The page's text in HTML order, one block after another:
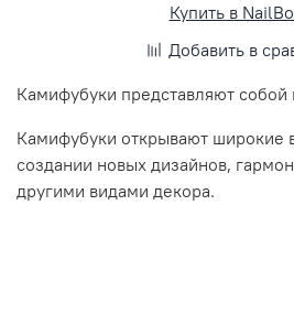
Купить в
Добавить в
Камифубуки представляют собой
Камифубуки открывают широкие
создании новых дизайнов,
другими видами декора.